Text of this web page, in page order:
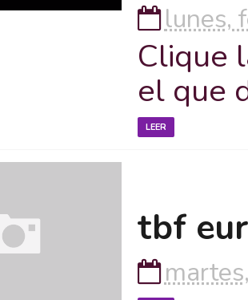
lunes,
Clique
el que
LEER
tbf